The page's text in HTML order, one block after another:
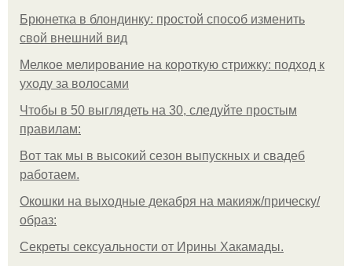
Брюнетка в блондинку: простой способ изменить
свой внешний вид
Мелкое мелирование на короткую стрижку: подход к
уходу за волосами
Чтобы в 50 выглядеть на 30, следуйте простым
правилам:
Вот так мы в высокий сезон выпускных и свадеб
работаем.
Окошки на выходные декабря на макияж/прическу/
образ:
Секреты сексуальности от Ирины Хакамады.